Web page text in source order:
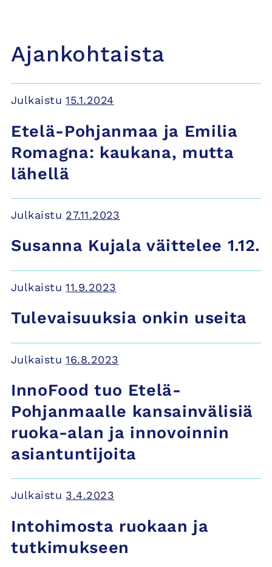
Ajankohtaista
Etelä-Pohjanmaa ja Emilia
Romagna: kaukana, mutta
lähellä
Julkaistu15.1.2024
Susanna Kujala väittelee 1.12.
Julkaistu 27.11.2023
Tulevaisuuksia onkin useita
Julkaistu11.9.2023
InnoFood tuo Etelä-
Pohjanmaalle kansainvälisiä
ruoka-alan ja innovoinnin
asiantuntijoita
Julkaistu16.8.2023
Intohimosta ruokaan ja
tutkimukseen
Julkaistu 3.4.2023